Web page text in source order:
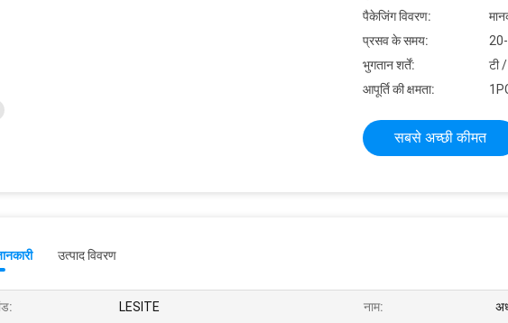
पैकेजिंग विवरण:
प्रसव के समय:
20-
भुगतान शर्तें:
टी
आपूर्ति की क्षमता:
सबसे अच्छी कीमत
उत्पाद विवरण
LESITE नाम: